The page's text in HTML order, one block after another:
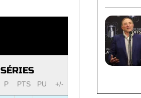
SÉRIES
P PTS PU +/-